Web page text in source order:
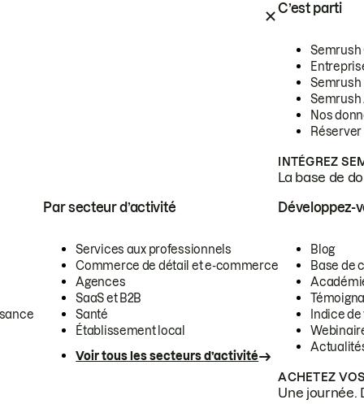
C’est parti
Semrush
Semrush
Semrush
Nos
INTÉGREZ
La base de
Par secteur d’activité
Services aux professionnels
Commerce de détail et e-commerce
Agences
SaaS et B2B
Santé
Établissement local
Voir tous les secteurs d’activité
Développez-
Blog
Base de
Indice
ACHETEZ
Une journée.